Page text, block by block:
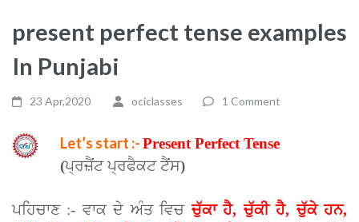
present perfect tense examples
In Punjabi
23 Apr,2020 ociclasses 1 Comment
Let’s start :-Present Perfect Tense
(ਪ੍ਰਜ਼ੈਂਟ ਪ੍ਰਫੈਕਟ ਟੈਂਸ)
ਪਹਿਚਾਣ :- ਵਾਕ ਦੇ ਅੰਤ ਵਿਚਚੁੱਕਾ ਹੈ, ਚੁੱਕੀ ਹੈ, ਚੁੱਕੇ ਹਨ,